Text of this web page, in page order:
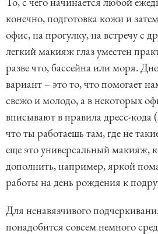
конечно, подготовка кожи и
офис, на прогулку, на встречу с
легкий макияж глаз уместен
разве что, бассейна или моря.
вариант – это то, что помогает
свежо и молодо, а в некоторых
вписывают в правила дресс-кода
что ты работаешь там, где не
еще это универсальный макияж,
дополнить, например, яркой
работы на день рождения к
Для ненавязчивого
понадобится совсем немного